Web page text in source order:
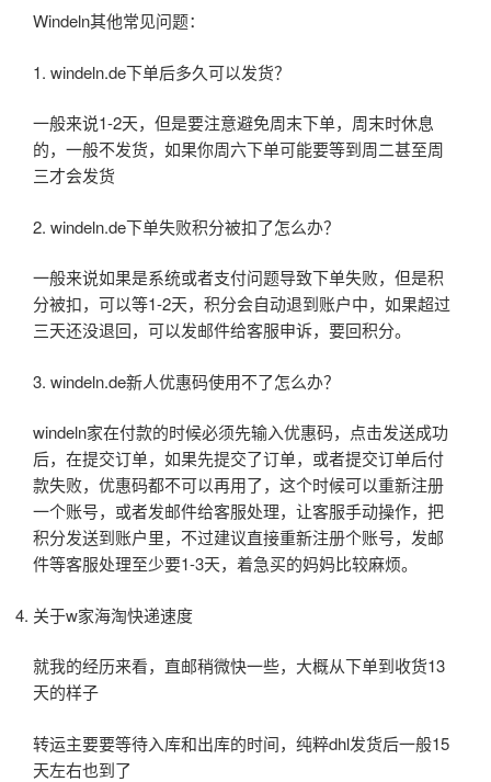
Windeln其他常见问题：
1. windeln.de下单后多久可以发货？
一般来说1-2天，但是要注意避免周末下单，周末时休息
的，一般不发货，如果你周六下单可能要等到周二甚至周
三才会发货
2. windeln.de下单失败积分被扣了怎么办？
一般来说如果是系统或者支付问题导致下单失败，但是积
分被扣，可以等1-2天，积分会自动退到账户中，如果超过
三天还没退回，可以发邮件给客服申诉，要回积分。
3. windeln.de新人优惠码使用不了怎么办？
windeln家在付款的时候必须先输入优惠码，点击发送成功
后，在提交订单，如果先提交了订单，或者提交订单后付
款失败，优惠码都不可以再用了，这个时候可以重新注册
一个账号，或者发邮件给客服处理，让客服手动操作，把
积分发送到账户里，不过建议直接重新注册个账号，发邮
件等客服处理至少要1-3天，着急买的妈妈比较麻烦。
关于w家海淘快递速度
就我的经历来看，直邮稍微快一些，大概从下单到收货13
天的样子
转运主要要等待入库和出库的时间，纯粹dhl发货后一般15
天左右也到了